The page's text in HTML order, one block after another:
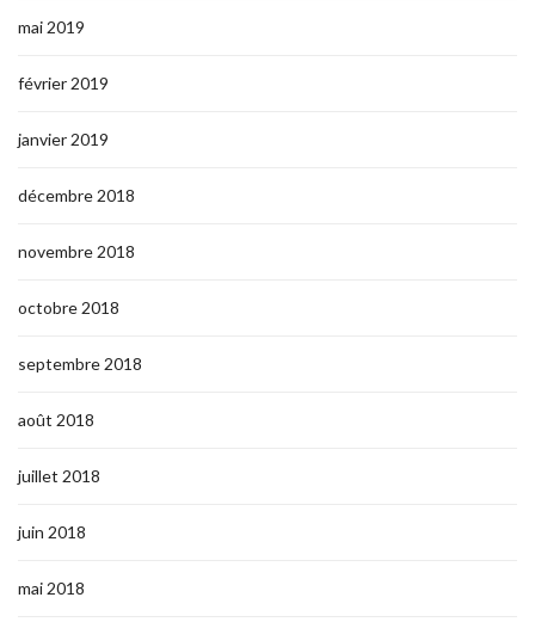
mai 2019
février 2019
janvier 2019
décembre 2018
novembre 2018
octobre 2018
septembre 2018
août 2018
juillet 2018
juin 2018
mai 2018